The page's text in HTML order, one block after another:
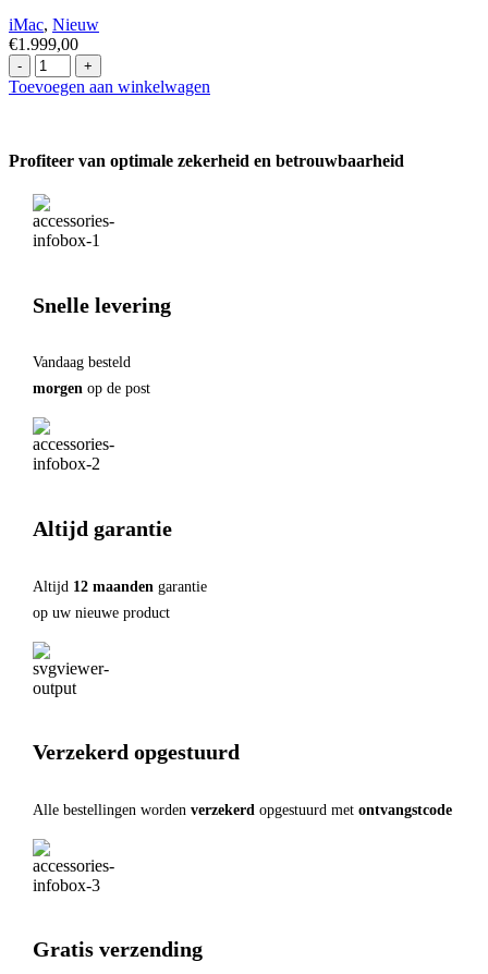
Zilver
Office
hoeveelheid
iMac, Nieuw
€1.999,00
Apple
Imac
(16GB
/
512GB
SSD)
Toevoegen aan winkelwagen
Profiteer van optimale zekerheid en betrouwbaarheid
Snelle levering
Vandaag besteld
morgen op de post
Altijd garantie
Altijd 12 maanden garantie
op uw nieuwe product
Verzekerd opgestuurd
Alle bestellingen worden verzekerd opgestuurd met ontvangstcode
Gratis verzending